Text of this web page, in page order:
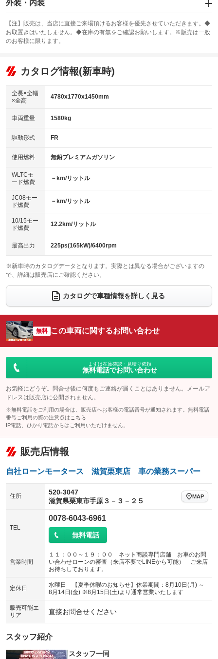
：装備あり
：装備なし
サンルーフ
：装備なし ABS
リフトアップ
：装備なし
：装備なし
パワーウィンドウ
アイドリングストップ
：装備なし
USB入力端子
：装備あり
100V電源
：装備なし
センターデフロック
：装備なし
電動格納ミラー
：装備あり
外装・内装
カーナビ：HDDナビ
：装備あり
TV：フルセグ
：装備あり
ビジュアル：-／DVD再生
：装備あり
アルミホイール：17インチ
：装備あり
HID(キセノンライト)
バックカメラ
エアロ
：装備なし
ローダウン
：装備なし
ベンチシート
：装備なし
チップアップシート
：装備なし
電動格納サードシート
：装備なし シートヒーター
：装備なし
ウォークスルー
電動リアゲート フロントカメラ
：装備なし
シートエアコン
：装備なし 全周囲カメラ
：装備なし
サイドカメラ
：装備あり ルーフレール
：装備なし
エアサスペンション ヘッドライトウォッシャー
【注】販売は、当店に直接ご来場頂けるお客様を優先させていただきます。◆
お取置きはいたしません。◆在庫の有無をご確認お願いします。※販売は一般
のお客様に限ります。
カタログ情報(新車時)
全長×全幅
×全高
4780x1770x1450mm
車両重量 1580kg
駆動形式 FR
使用燃料 無鉛プレミアムガソリン
WLTCモ
ード燃費
－km/リットル
JC08モー
ド燃費
－km/リットル
10/15モー
ド燃費
12.2km/リットル
最高出力 225ps(165kW)/6400rpm
※新車時のカタログデータとなります。実際とは異なる場合がございますの
で、詳細は販売店にご確認ください。
カタログで車種情報を詳しく見る
無料 この車両に関するお問い合わせ
まずは在庫確認・見積り依頼
無料電話でお問い合わせ
お気軽にどうぞ。問合せ後に何度もご連絡が届くことはありません。メールア
ドレスは販売店に公開されません。
※無料電話をご利用の場合は、販売店へお客様の電話番号が通知されます。無料電話
番号ご利用の際の注意点は こちら
IP電話、ひかり電話からはご利用いただけません。
販売店情報
自社ローンモータース 滋賀栗東店 車の業務スーパー
住所
520-3047
滋賀県栗東市手原３－３－２５
MAP
TEL
0078-6043-6961
無料電話
営業時間
１１：００～１９：００ ネット商談専門店舗 お車のお問
い合わせローンの審査（来店不要でLINEから可能） ご来店
お待ちしております。
定休日
水曜日 【夏季休暇のお知らせ】休業期間：8月10日(月) ～
8月14日(金) ※8月15日(土)より通常営業いたします
販売可能エ
リア
直接お問合せください
スタッフ紹介
スタッフ一同